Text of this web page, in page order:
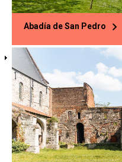
Abadía de San Pedro